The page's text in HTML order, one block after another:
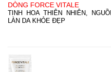
DÒNG FORCE VITALE
TINH HOA THIÊN NHIÊN,
LÀN DA KHỎE ĐẸP